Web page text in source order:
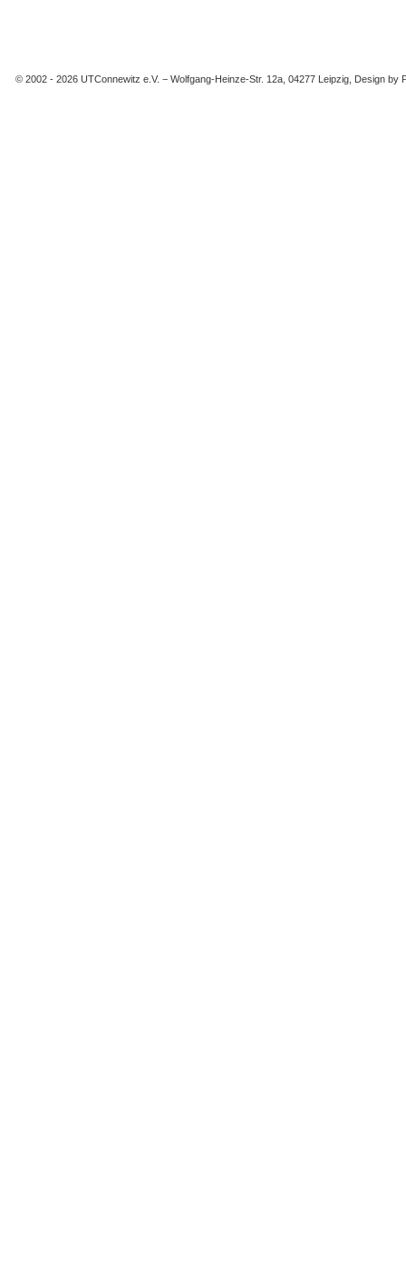
© 2002 - 2026 UTConnewitz e.V. − Wolfgang-Heinze-Str. 12a, 04277 Leipzig, Design by